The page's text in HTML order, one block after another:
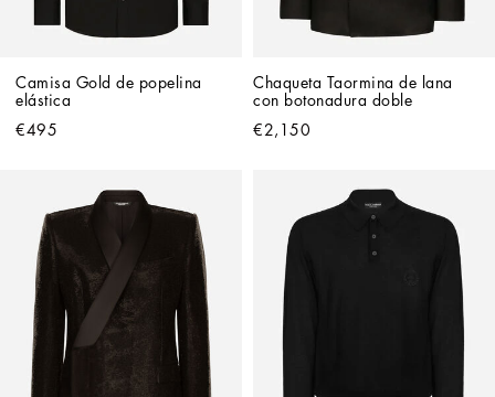
Camisa Gold de popelina
elástica
€495
Chaqueta Taormina de lana
con botonadura doble
€2,150